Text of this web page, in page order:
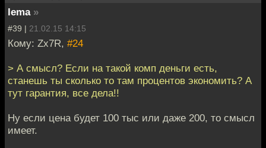
lema »
#39 | 21.02.15 14:15
Кому: Zx7R, #24
> А смысл? Если на такой комп деньги есть,
станешь ты сколько то там процентов экономить? А
тут гарантия, все дела!!
Ну если цена будет 100 тыс или даже 200, то смысл
имеет.